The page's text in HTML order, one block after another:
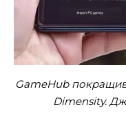
GameHub
Dimensity.